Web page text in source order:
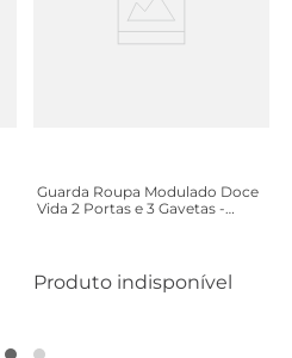
Guarda Roupa Modulado Doce
Vida 2 Portas e 3 Gavetas -
Produto indisponível